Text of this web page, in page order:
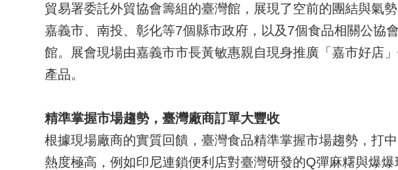
貿易署委託外貿協會籌組的臺灣館，展現了空前的團結與氣
嘉義市、南投、彰化等7個縣市政府，以及7個食品相關公協
館。展會現場由嘉義市市長黃敏惠親自現身推廣「嘉市好店
產品。
精準掌握市場趨勢，臺灣廠商訂單大豐收
根據現場廠商的實質回饋，臺灣食品精準掌握市場趨勢，打
熱度極高，例如印尼連鎖便利店對臺灣研發的Q彈麻糬與爆